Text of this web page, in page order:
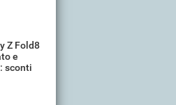
Z Fold8
e
sconti